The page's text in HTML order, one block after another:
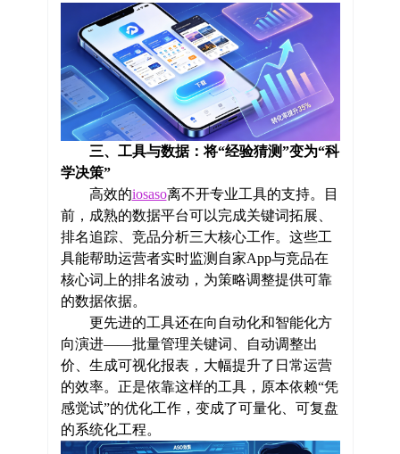
三、工具与数据：将“经验猜测”变为“科
学决策”
高效的iosaso离不开专业工具的支持。目
前，成熟的数据平台可以完成关键词拓展、
排名追踪、竞品分析三大核心工作。这些工
具能帮助运营者实时监测自家App与竞品在
核心词上的排名波动，为策略调整提供可靠
的数据依据。
更先进的工具还在向自动化和智能化方
向演进——批量管理关键词、自动调整出
价、生成可视化报表，大幅提升了日常运营
的效率。正是依靠这样的工具，原本依赖“凭
感觉试”的优化工作，变成了可量化、可复盘
的系统化工程。